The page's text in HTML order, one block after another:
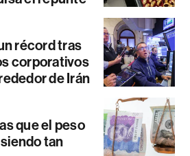
récord tras
corporativos
de Irán
que el peso
tan